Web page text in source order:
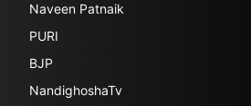
Naveen Patnaik
PURI
BJP
NandighoshaTv